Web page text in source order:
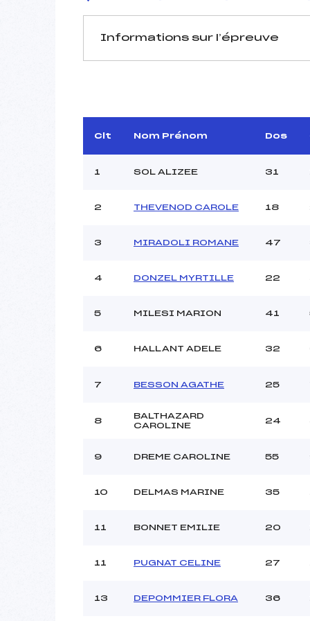
Informations sur l’épreuve
Arbitre :
Assistant :
MANCHE 1
Heure de départ :
Ouvreurs A :
Ouvreurs C :
Pénalité appliquée :
Clt Nom Prénom Dos
1 SOL ALIZEE 31
2 THEVENOD CAROLE 18
3 MIRADOLI ROMANE 47
4 DONZEL MYRTILLE 22
5 MILESI MARION 41
6 HALLANT ADELE 32
7 BESSON AGATHE 25
8
BALTHAZARD
CAROLINE
24
9 DREME CAROLINE 55
10 DELMAS MARINE 35
11 BONNET EMILIE 20
11 PUGNAT CELINE 27
13 DEPOMMIER FLORA 36